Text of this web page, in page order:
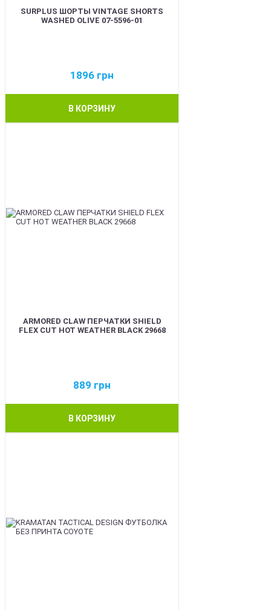
SURPLUS ШОРТЫ VINTAGE SHORTS
WASHED OLIVE 07-5596-01
1896 грн
В КОРЗИНУ
ARMORED CLAW ПЕРЧАТКИ SHIELD
FLEX CUT HOT WEATHER BLACK 29668
889 грн
В КОРЗИНУ